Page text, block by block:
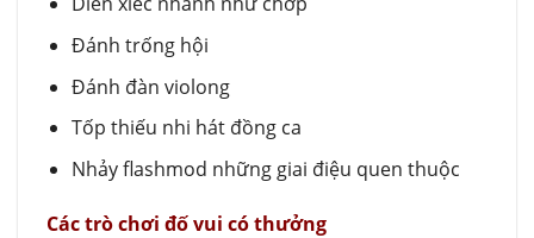
Đánh trống hội
Đánh đàn violong
Tốp thiếu nhi hát đồng ca
Nhảy flashmod những giai điệu quen thuộc
Các trò chơi đố vui có thưởng